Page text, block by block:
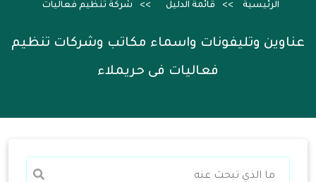
الرئيسية قائمة الدليل شركة تنظيم فعاليات
عناوين وتليفونات واسماء مكاتب وشركات تنظيم
فعاليات فى حريملاء